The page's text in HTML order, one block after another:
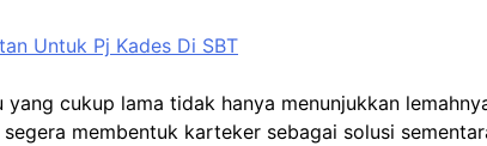
Untuk Pj Kades Di SBT
cukup lama tidak hanya menunjukkan
membentuk karteker sebagai solusi